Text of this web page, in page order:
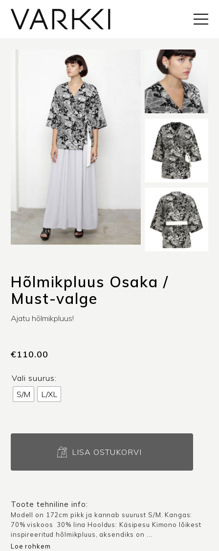
Hõlmikpluus Osaka /
Must-valge
Ajatu hõlmikpluus!
€110.00
Vali suurus:
S/M
L/XL
kogus
LISA OSTUKORVI
Toote tehniline info:
Modell on 172cm pikk ja kannab suurust S/M. Kangas:
70% viskoos 30% lina Hooldus: Käsipesu Kimono lõikest
inspireeritud hõlmikpluus, aksendiks on ...
Loe rohkem